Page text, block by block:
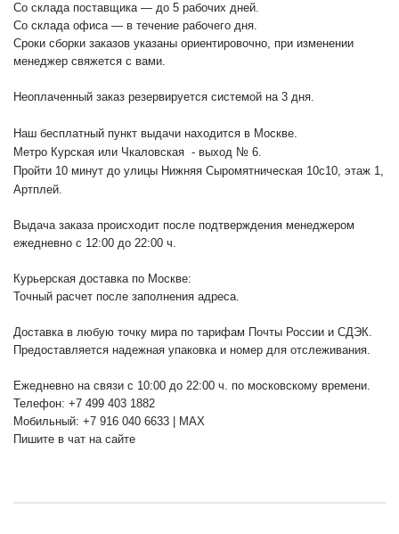
Со склада поставщика — до 5 рабочих дней.
Со склада офиса — в течение рабочего дня.
Сроки сборки заказов указаны ориентировочно, при изменении
менеджер свяжется с вами.
Неоплаченный заказ резервируется системой на 3 дня.
Наш бесплатный пункт выдачи находится в Москве.
Метро Курская или Чкаловская - выход № 6.
Пройти 10 минут до улицы Нижняя Сыромятническая 10с10, этаж 1,
Артплей.
Выдача заказа происходит после подтверждения менеджером
ежедневно с 12:00 до 22:00 ч.
Курьерская доставка по Москве:
Точный расчет после заполнения адреса.
Доставка в любую точку мира по тарифам Почты России и СДЭК.
Предоставляется надежная упаковка и номер для отслеживания.
Ежедневно на связи с 10:00 до 22:00 ч. по московскому времени.
Телефон: +7 499 403 1882
Мобильный: +7 916 040 6633 | MAX
Пишите в чат на сайте